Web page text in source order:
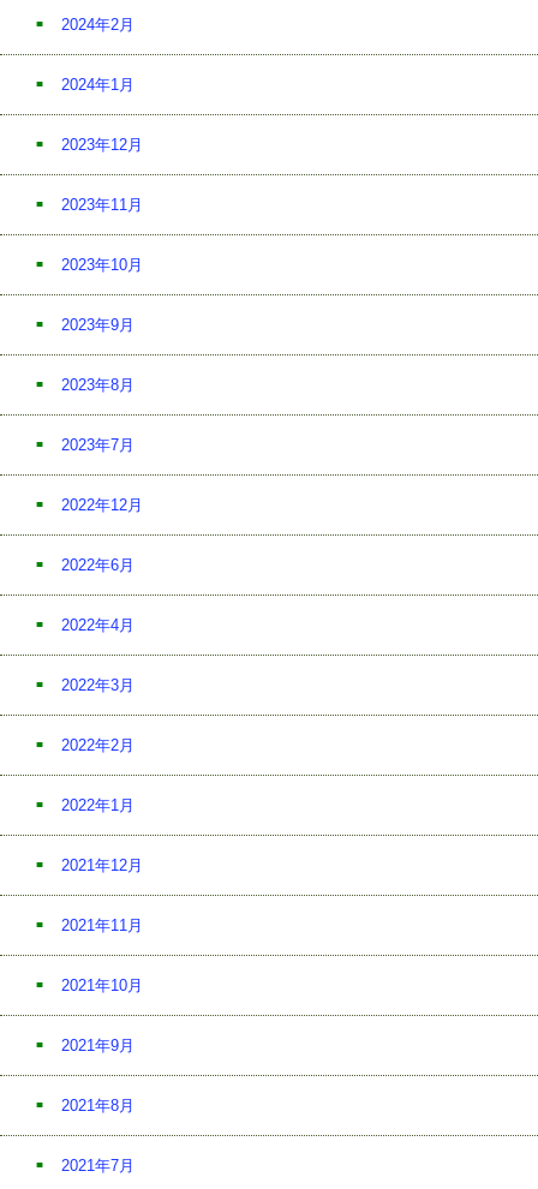
2024年2月
2024年1月
2023年12月
2023年11月
2023年10月
2023年9月
2023年8月
2023年7月
2022年12月
2022年6月
2022年4月
2022年3月
2022年2月
2022年1月
2021年12月
2021年11月
2021年10月
2021年9月
2021年8月
2021年7月